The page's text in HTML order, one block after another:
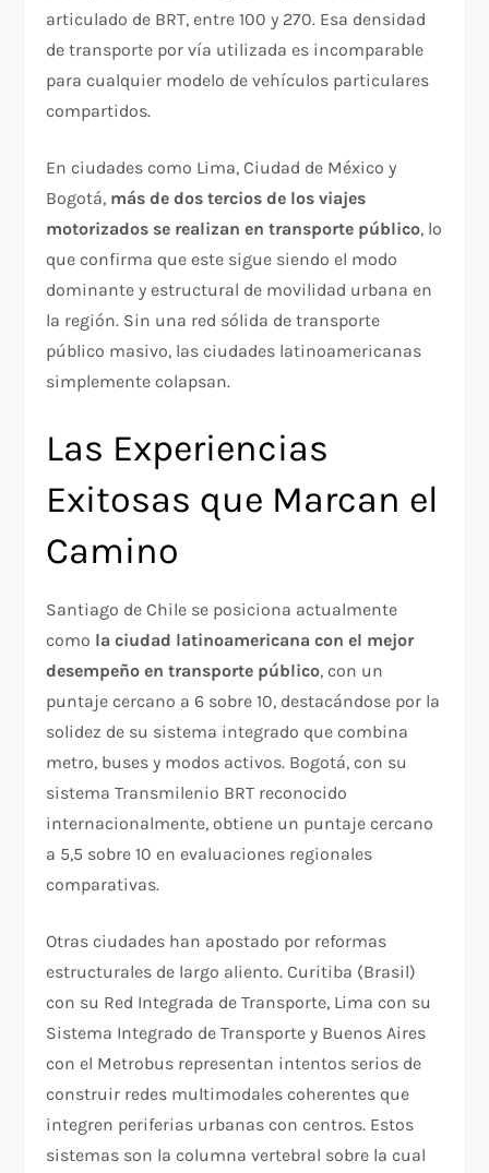
articulado de BRT, entre 100 y 270. Esa densidad
de transporte por vía utilizada es incomparable
para cualquier modelo de vehículos particulares
compartidos.
En ciudades como Lima, Ciudad de México y
Bogotá, más de dos tercios de los viajes
motorizados se realizan en transporte público, lo
que confirma que este sigue siendo el modo
dominante y estructural de movilidad urbana en
la región. Sin una red sólida de transporte
público masivo, las ciudades latinoamericanas
simplemente colapsan.
Las Experiencias
Exitosas que Marcan el
Camino
Santiago de Chile se posiciona actualmente
como la ciudad latinoamericana con el mejor
desempeño en transporte público, con un
puntaje cercano a 6 sobre 10, destacándose por la
solidez de su sistema integrado que combina
metro, buses y modos activos. Bogotá, con su
sistema Transmilenio BRT reconocido
internacionalmente, obtiene un puntaje cercano
a 5,5 sobre 10 en evaluaciones regionales
comparativas.
Otras ciudades han apostado por reformas
estructurales de largo aliento. Curitiba (Brasil)
con su Red Integrada de Transporte, Lima con su
Sistema Integrado de Transporte y Buenos Aires
con el Metrobus representan intentos serios de
construir redes multimodales coherentes que
integren periferias urbanas con centros. Estos
sistemas son la columna vertebral sobre la cual